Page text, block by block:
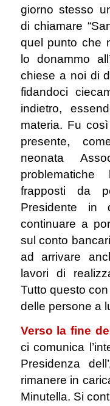
giorno stesso
di chiamare
quel punto che
lo donammo
chiese a noi di
fidandoci
indietro,
materia. Fu
presente,
neonata
frapposti da
Presidente in
continuare a
sul conto
ad arrivare
lavori di
Tutto questo
delle persone a
Verso la fine
ci comunica
Presidenza
rimanere in
Minutella. Si